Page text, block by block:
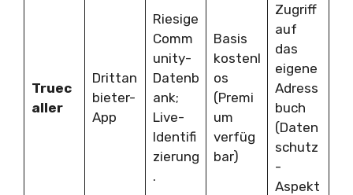
Truec
aller
Drittan
bieter-
App
Riesige
Comm
unity-
Datenb
ank;
Live-
Identifi
zierung
.
Basis
kostenl
os
(Premi
um
verfüg
bar)
Zugriff
auf
das
eigene
Adress
buch
(Daten
schutz
-
Aspekt